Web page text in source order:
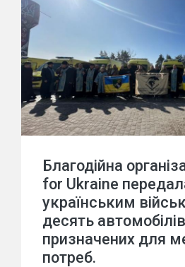
Благодійна
for Ukraine
українським
десять
призначених для
потреб.